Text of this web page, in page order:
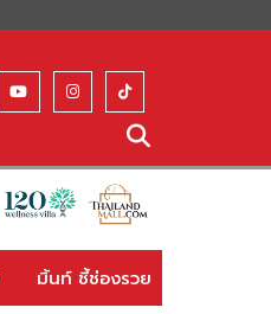
มิ้นท์ ชี้ช่องรวย